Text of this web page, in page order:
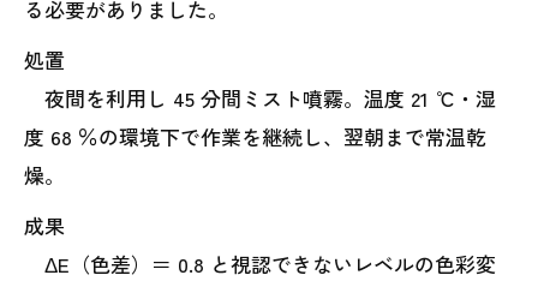
る必要がありました。
処置
夜間を利用し 45 分間ミスト噴霧。温度 21 ℃・湿
度 68 ％の環境下で作業を継続し、翌朝まで常温乾
燥。
成果
ΔE（色差）＝ 0.8 と視認できないレベルの色彩変